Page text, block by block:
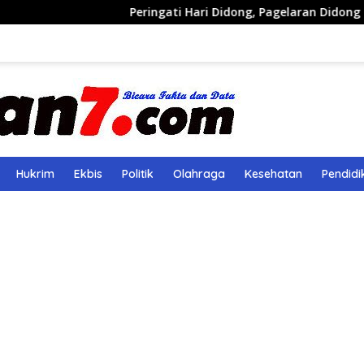
Peringati Hari Didong, Pagelaran Didong Runcang
Hukrim Ekbis Politik Olahraga Kesehatan